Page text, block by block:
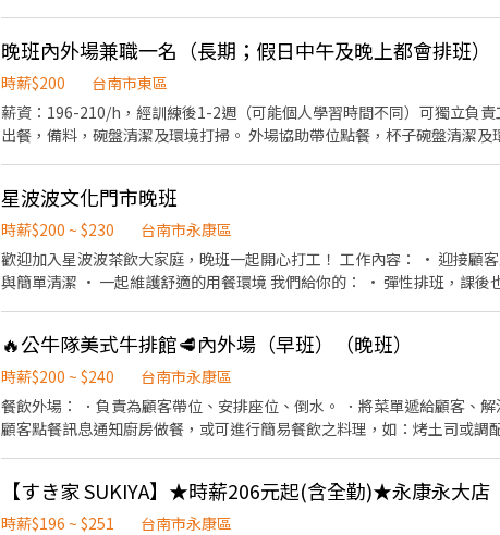
元 🔺周休六日 晚班:23:00-08:00 時薪265元 --------------------------------------------------- 【 工作地點 】: 📢台南安南區新吉
一路 【 工作內容 】:商品檢貨.分貨.理貨 【工作時間 】: 🔺月排休 日班:07:00-16:00 時薪210元 中班:16:00-01:00 時薪240元 晚
班:10:00-07:00 時薪275元
晚班內外場兼職一名（長期；假日中午及晚上都會排班）
時薪$200
台南市東區
薪資：196-210/h，經訓練後1-2週（可能個人學習時間不同）可獨立負責工作站即調薪唷！ 工作內容
出餐，備料，碗盤清潔及環境打掃。 外場協助帶位點餐，杯子碗盤清潔及環境打掃。 備註：禁抽煙，，不定期聚餐，有經驗佳，
星波波文化門市晚班
時薪$200 ~ $230
台南市永康區
歡迎加入星波波茶飲大家庭，晚班一起開心打工！ 工作內容： • 迎接顧客並介紹飲品選擇 • 協助製作飲料與備料 • 櫃檯收銀
與簡單清潔 • 一起維護舒適的用餐環境 我們給你的： • 彈性排班，課後也能輕鬆上班 • 員工專屬茶飲免費暢飲 • 團隊氣氛溫
🔥公牛隊美式牛排館🥩內外場（早班）（晚班）
時薪$200 ~ $240
台南市永康區
餐飲外場： ．負責為顧客帶位、安排座位、倒水。 ．將菜單遞給顧客、
顧客點餐訊息通知廚房做餐，或可進行簡易餐飲之料理，如：烤土司或
重量。 ．負責擺盤、打包外帶服務。
【すき家 SUKIYA】★時薪206元起(含全勤)★永康永大店
時薪$196 ~ $251
台南市永康區